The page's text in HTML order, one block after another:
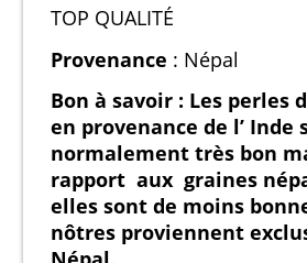
TOP QUALITÉ
Provenance : Népal
Bon à savoir : Les perles
en provenance de l’ Inde
normalement très bon
rapport aux graines
elles sont de moins
nôtres proviennent